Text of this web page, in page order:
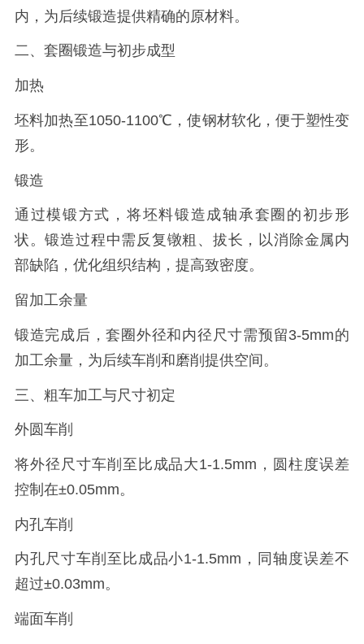
内，为后续锻造提供精确的原材料。
二、套圈锻造与初步成型
加热
坯料加热至1050-1100℃，使钢材软化，便于塑性变
形。
锻造
通过模锻方式，将坯料锻造成轴承套圈的初步形
状。锻造过程中需反复镦粗、拔长，以消除金属内
部缺陷，优化组织结构，提高致密度。
留加工余量
锻造完成后，套圈外径和内径尺寸需预留3-5mm的
加工余量，为后续车削和磨削提供空间。
三、粗车加工与尺寸初定
外圆车削
将外径尺寸车削至比成品大1-1.5mm，圆柱度误差
控制在±0.05mm。
内孔车削
内孔尺寸车削至比成品小1-1.5mm，同轴度误差不
超过±0.03mm。
端面车削